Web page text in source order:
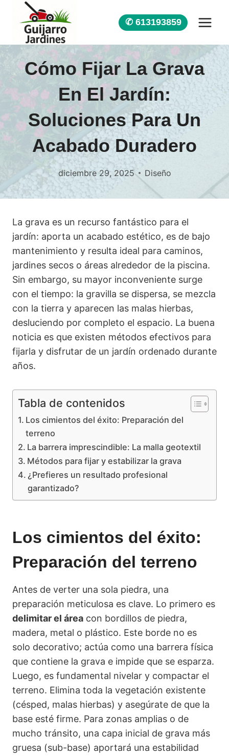
contenido
✆ 613193859
Cómo Fijar La Grava
En El Jardín:
Soluciones Para Un
Acabado Duradero
diciembre 29, 2025 Diseño
La grava es un recurso fantástico para el
jardín: aporta un acabado estético, es de bajo
mantenimiento y resulta ideal para caminos,
jardines secos o áreas alrededor de la piscina.
Sin embargo, su mayor inconveniente surge
con el tiempo: la gravilla se dispersa, se mezcla
con la tierra y aparecen las malas hierbas,
desluciendo por completo el espacio. La buena
noticia es que existen métodos efectivos para
fijarla y disfrutar de un jardín ordenado durante
años.
Tabla de contenidos
Los cimientos del éxito: Preparación del
terreno
La barrera imprescindible: La malla geotextil
Métodos para fijar y estabilizar la grava
¿Prefieres un resultado profesional
garantizado?
Los cimientos del éxito:
Preparación del terreno
Antes de verter una sola piedra, una
preparación meticulosa es clave. Lo primero es
delimitar el área con bordillos de piedra,
madera, metal o plástico. Este borde no es
solo decorativo; actúa como una barrera física
que contiene la grava e impide que se esparza.
Luego, es fundamental nivelar y compactar el
terreno. Elimina toda la vegetación existente
(césped, malas hierbas) y asegúrate de que la
base esté firme. Para zonas amplias o de
mucho tránsito, una capa inicial de grava más
gruesa (sub-base) aportará una estabilidad